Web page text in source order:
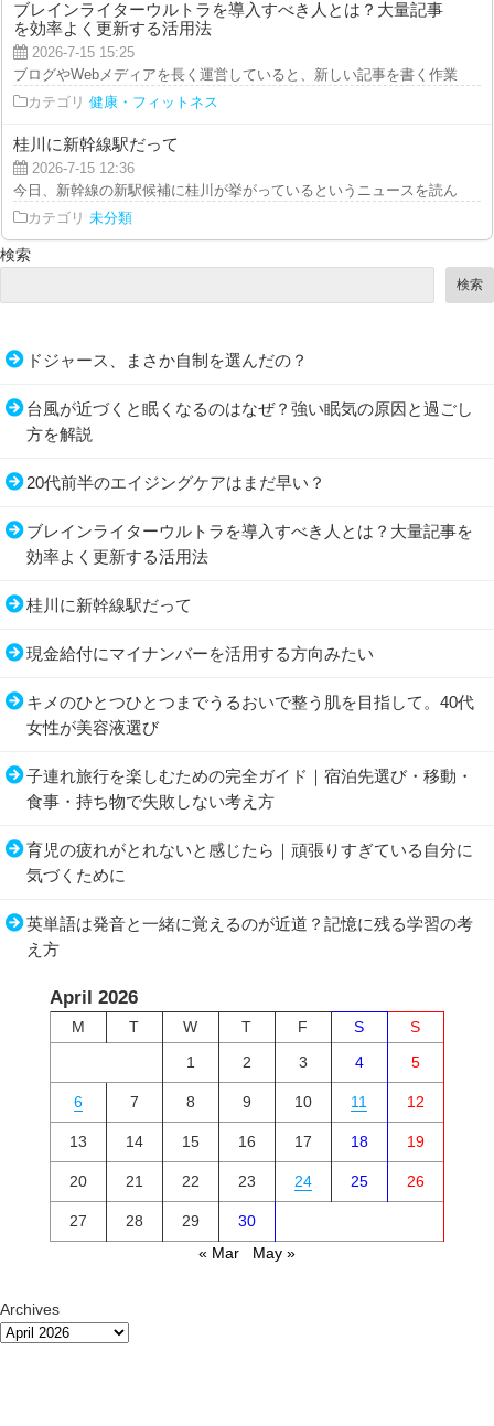
ブレインライターウルトラを導入すべき人とは？大量記事
を効率よく更新する活用法
2026-7-15 15:25
ブログやWebメディアを長く運営していると、新しい記事を書く作業より
カテゴリ 健康・フィットネス
桂川に新幹線駅だって
2026-7-15 12:36
今日、新幹線の新駅候補に桂川が挙がっているというニュースを読んだ。
カテゴリ 未分類
検索
検索
ドジャース、まさか自制を選んだの？
台風が近づくと眠くなるのはなぜ？強い眠気の原因と過ごし
方を解説
20代前半のエイジングケアはまだ早い？
ブレインライターウルトラを導入すべき人とは？大量記事を
効率よく更新する活用法
桂川に新幹線駅だって
現金給付にマイナンバーを活用する方向みたい
キメのひとつひとつまでうるおいで整う肌を目指して。40代
女性が美容液選び
子連れ旅行を楽しむための完全ガイド｜宿泊先選び・移動・
食事・持ち物で失敗しない考え方
育児の疲れがとれないと感じたら｜頑張りすぎている自分に
気づくために
英単語は発音と一緒に覚えるのが近道？記憶に残る学習の考
え方
April 2026
M T W T F S
S
1
2 3 4 5
6 7 8 9 10 11 12
13 14 15 16 17 18 19
20 21 22 23 24 25 26
27 28 29
30
« Mar
May »
Archives